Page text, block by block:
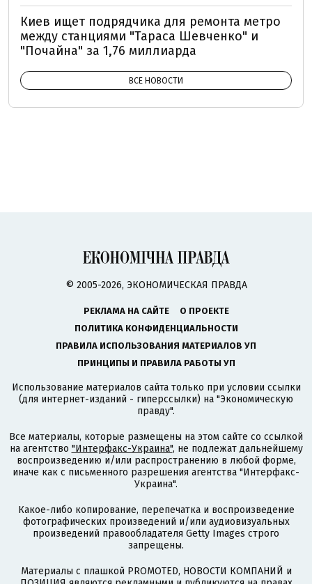
Киев ищет подрядчика для ремонта метро
между станциями "Тараса Шевченко" и
"Почайна" за 1,76 миллиарда
ВСЕ НОВОСТИ
© 2005-2026, ЭКОНОМИЧЕСКАЯ ПРАВДА
РЕКЛАМА НА САЙТЕ
О ПРОЕКТЕ
ПОЛИТИКА КОНФИДЕНЦИАЛЬНОСТИ
ПРАВИЛА ИСПОЛЬЗОВАНИЯ МАТЕРИАЛОВ УП
ПРИНЦИПЫ И ПРАВИЛА РАБОТЫ УП
Использование материалов сайта только при условии ссылки
(для интернет-изданий - гиперссылки) на "Экономическую
правду".
Все материалы, которые размещены на этом сайте со ссылкой
на агентство "Интерфакс-Украина", не подлежат дальнейшему
воспроизведению и/или распространению в любой форме,
иначе как с письменного разрешения агентства "Интерфакс-
Украина".
Какое-либо копирование, перепечатка и воспроизведение
фотографических произведений и/или аудиовизуальных
произведений правообладателя Getty Images строго
запрещены.
Материалы с плашкой PROMOTED, НОВОСТИ КОМПАНИЙ и